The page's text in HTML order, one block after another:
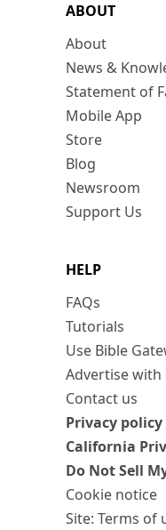
ABOUT
About
News &
Statement of
Mobile App
Store
Blog
Newsroom
Support Us
HELP
FAQs
Tutorials
Use Bible
Advertise with
Contact us
Privacy policy
California
Do Not Sell
Cookie notice
Site: Terms of